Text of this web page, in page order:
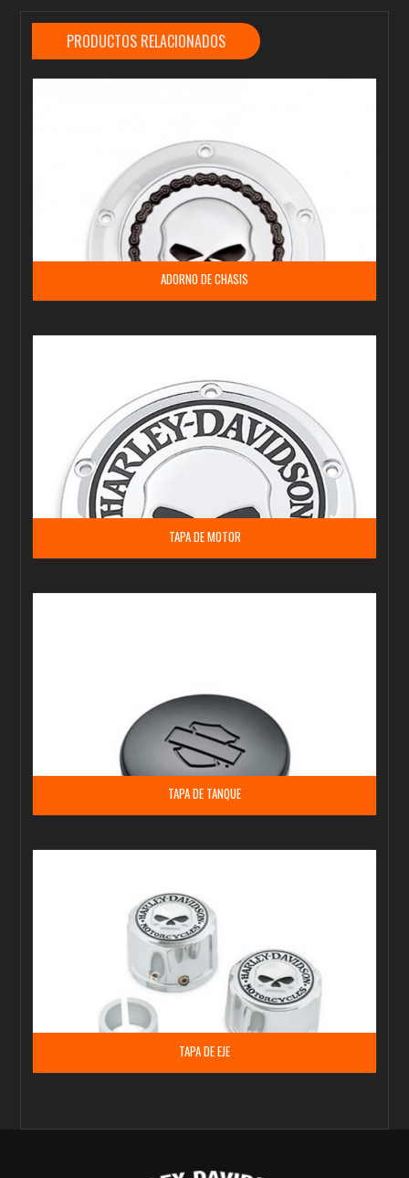
PRODUCTOS RELACIONADOS
ADORNO DE CHASIS
TAPA DE MOTOR
TAPA DE TANQUE
TAPA DE EJE